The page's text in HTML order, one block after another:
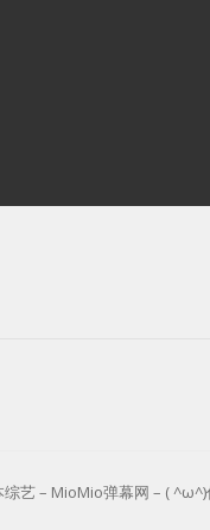
综艺 – MioMio弹幕网 – (